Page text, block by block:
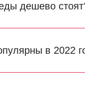
дешево
в 2022